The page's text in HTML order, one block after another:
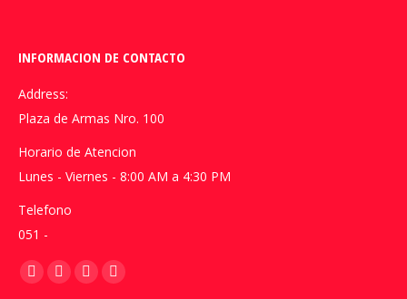
INFORMACION DE CONTACTO
Address:
Plaza de Armas Nro. 100
Horario de Atencion
Lunes - Viernes - 8:00 AM a 4:30 PM
Telefono
051 -
Encuéntranos en:
Facebook
YouTube
LinkedinInstagram